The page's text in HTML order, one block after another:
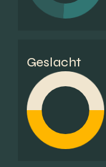
Huidige bestemming
Meer kenmerken
Geslacht